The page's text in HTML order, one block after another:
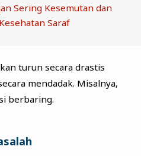
Sering Kesemutan dan
Saraf
turun secara drastis
mendadak. Misalnya,
berbaring.